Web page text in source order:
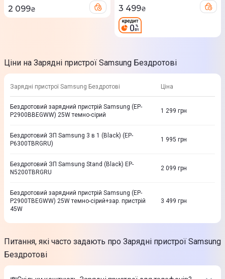
2 099₴ 3 499₴
Ціни на Зарядні пристрої Samsung Бездротові
Зарядні пристрої Samsung Бездротові Ціна
Бездротовий зарядний пристрій Samsung (EP-
P2900BBEGWW) 25W темно-сірий
1 299 грн
Бездротовий ЗП Samsung 3 в 1 (Black) (EP-
P6300TBRGRU)
1 995 грн
Бездротовий ЗП Samsung Stand (Black) EP-
N5200TBRGRU
2 099 грн
Бездротовий зарядний пристрій Samsung (EP-
P2900TBEGWW) 25W темно-сірий+зар. пристрій
45W
3 499 грн
Питання, які часто задають про Зарядні пристрої Samsung
Бездротові